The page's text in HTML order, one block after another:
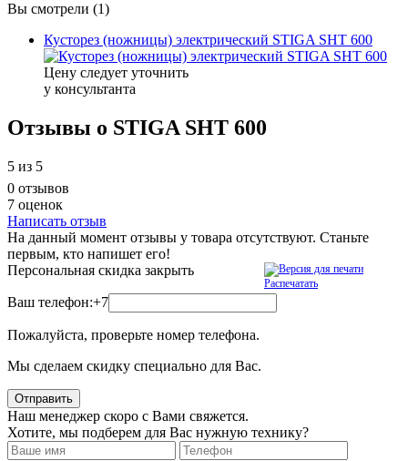
Вы смотрели (1)
Кусторез (ножницы) электрический STIGA SHT 600
Цену следует уточнить
у консультанта
Отзывы о STIGA SHT 600
5 из 5
0 отзывов
7 оценок
Написать отзыв
На данный момент отзывы у товара отсутствуют. Станьте
первым, кто напишет его!
Распечатать
Персональная скидка закрыть
Ваш телефон:+7
Пожалуйста, проверьте номер телефона.
Мы сделаем скидку специально для Вас.
Отправить
Наш менеджер скоро с Вами свяжется.
Хотите, мы подберем для Вас нужную технику?